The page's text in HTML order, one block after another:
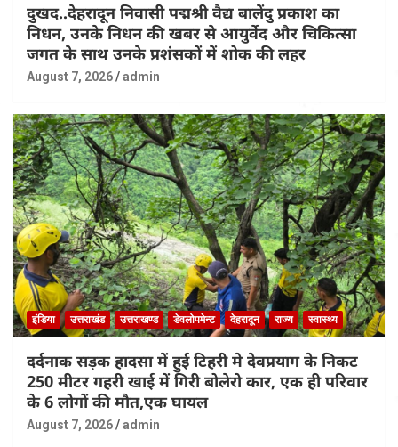
दुखद..देहरादून निवासी पद्मश्री वैद्य बालेंदु प्रकाश का
निधन, उनके निधन की खबर से आयुर्वेद और चिकित्सा
जगत के साथ उनके प्रशंसकों में शोक की लहर
August 7, 2026 admin
इंडिया उत्तराखंड उत्तराखण्ड डेवलोपमेन्ट देहरादून राज्य स्वास्थ्य
दर्दनाक सड़क हादसा में हुई टिहरी मे देवप्रयाग के निकट
250 मीटर गहरी खाई में गिरी बोलेरो कार, एक ही परिवार
के 6 लोगों की मौत,एक घायल
August 7, 2026 admin